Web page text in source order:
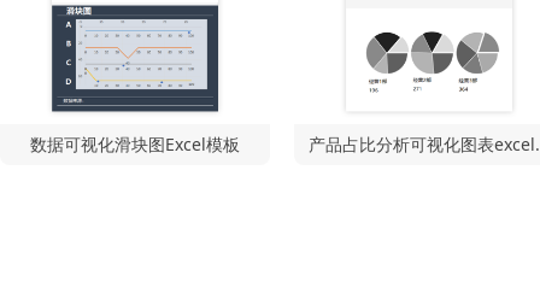
数据可视化滑块图Excel模板 产品占